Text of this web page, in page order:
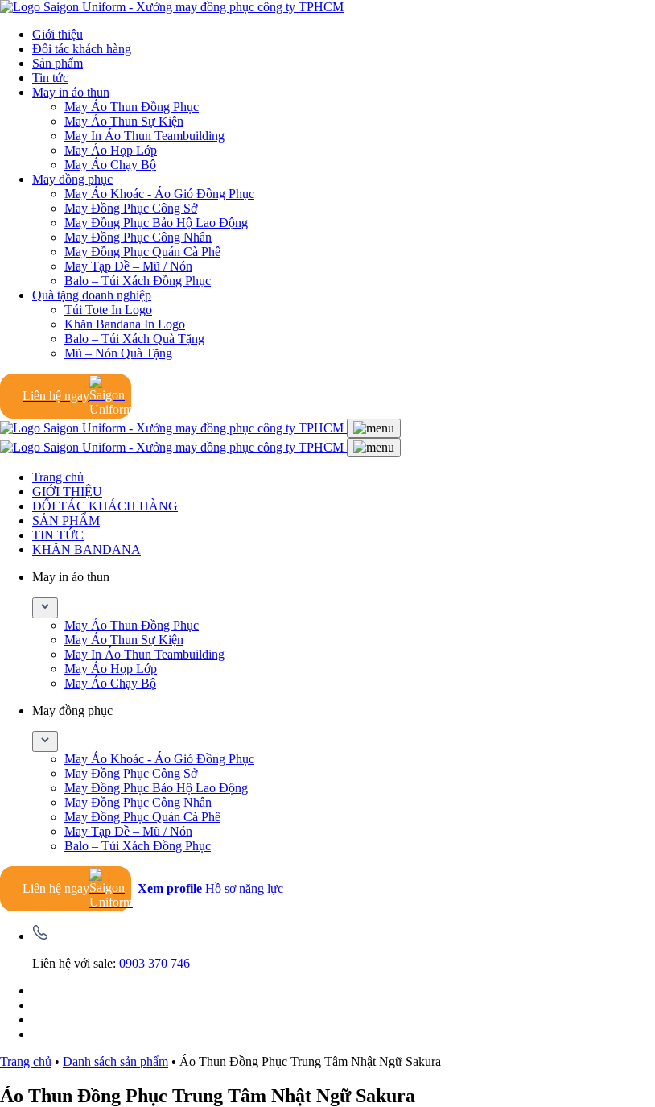
Giới thiệu
Đối tác khách hàng
Sản phẩm
Tin tức
May in áo thun
May Áo Thun Đồng Phục
May Áo Thun Sự Kiện
May In Áo Thun Teambuilding
May Áo Họp Lớp
May Áo Chạy Bộ
May đồng phục
May Áo Khoác - Áo Gió Đồng Phục
May Đồng Phục Công Sở
May Đồng Phục Bảo Hộ Lao Động
May Đồng Phục Công Nhân
May Đồng Phục Quán Cà Phê
May Tạp Dề – Mũ / Nón
Balo – Túi Xách Đồng Phục
Quà tặng doanh nghiệp
Túi Tote In Logo
Khăn Bandana In Logo
Balo – Túi Xách Quà Tặng
Mũ – Nón Quà Tặng
Liên hệ ngay
Trang chủ
GIỚI THIỆU
ĐỐI TÁC KHÁCH HÀNG
SẢN PHẨM
TIN TỨC
KHĂN BANDANA
May in áo thun
May Áo Thun Đồng Phục
May Áo Thun Sự Kiện
May In Áo Thun Teambuilding
May Áo Họp Lớp
May Áo Chạy Bộ
May đồng phục
May Áo Khoác - Áo Gió Đồng Phục
May Đồng Phục Công Sở
May Đồng Phục Bảo Hộ Lao Động
May Đồng Phục Công Nhân
May Đồng Phục Quán Cà Phê
May Tạp Dề – Mũ / Nón
Balo – Túi Xách Đồng Phục
Liên hệ ngay Xem profile Hồ sơ năng lực
Liên hệ với sale: 0903 370 746
Trang chủ • Danh sách sản phẩm • Áo Thun Đồng Phục Trung Tâm Nhật Ngữ Sakura
Áo Thun Đồng Phục Trung Tâm Nhật Ngữ Sakura